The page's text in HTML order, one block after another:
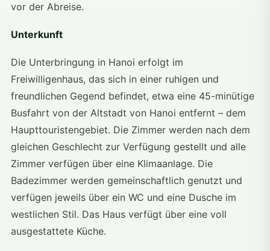
vor der Abreise.
Unterkunft
Die Unterbringung in Hanoi erfolgt im
Freiwilligenhaus, das sich in einer ruhigen und
freundlichen Gegend befindet, etwa eine 45-minütige
Busfahrt von der Altstadt von Hanoi entfernt – dem
Haupttouristengebiet. Die Zimmer werden nach dem
gleichen Geschlecht zur Verfügung gestellt und alle
Zimmer verfügen über eine Klimaanlage. Die
Badezimmer werden gemeinschaftlich genutzt und
verfügen jeweils über ein WC und eine Dusche im
westlichen Stil. Das Haus verfügt über eine voll
ausgestattete Küche.